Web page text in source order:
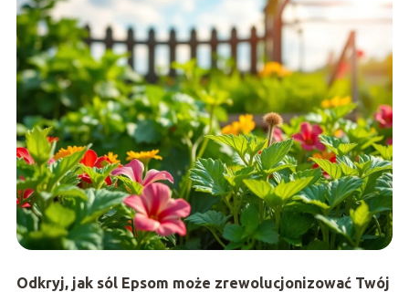
Odkryj, jak sól Epsom może zrewolucjonizować Twój